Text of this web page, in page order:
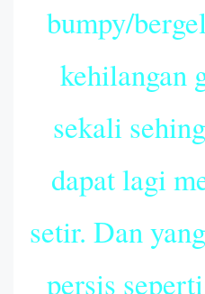
bumpy/
kehilangan
sekali
dapat lagi
setir. Dan
persis